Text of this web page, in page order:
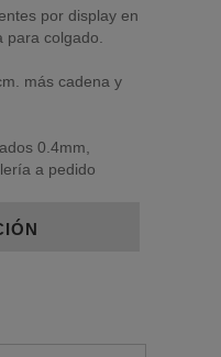
por display en
colgado.
más cadena y
0.4mm,
a pedido